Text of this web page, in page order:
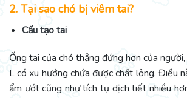
2. Tại sao chó bị viêm tai?
Cấu tạo tai
Ống tai của chó thẳng đứng hơn của
L có xu hướng chứa được chất lỏng. Điều
ẩm ướt cũng như tích tụ dịch tiết nhiều